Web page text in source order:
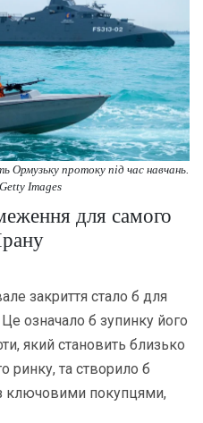
Ормузьку протоку під час навчань.
Images
для самого
закриття стало б для
означало б зупинку його
який становить близько
ринку, та створило б
ключовими покупцями,